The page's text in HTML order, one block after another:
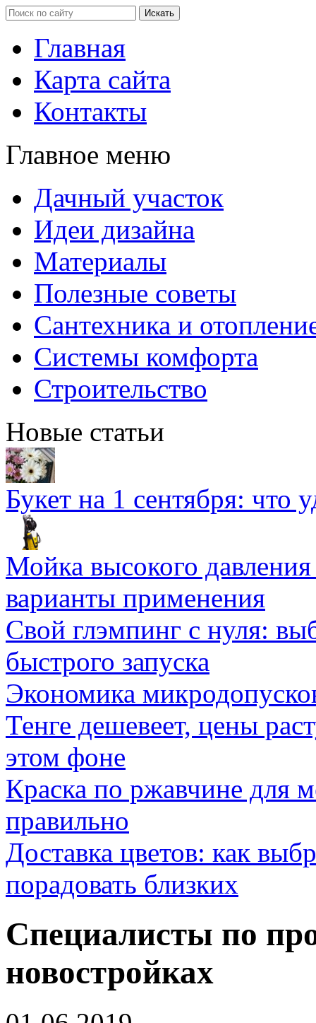
Главная
Карта сайта
Контакты
Главное меню
Дачный участок
Идеи дизайна
Материалы
Полезные советы
Сантехника и
Системы комфорта
Строительство
Новые статьи
Букет на 1 сентября: что
Мойка высокого
варианты применения
Свой глэмпинг с нуля:
быстрого запуска
Экономика
Тенге дешевеет, цены
этом фоне
Краска по ржавчине для
правильно
Доставка цветов: как
порадовать близких
Специалисты по
новостройках